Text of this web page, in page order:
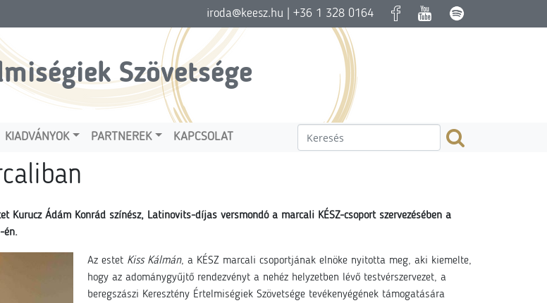
iroda@keesz.hu | +36 1 328 0164
Szövetsége
KIADVÁNYOK PARTNEREK KAPCSOLAT
Ádám Konrád színész, Latinovits-díjas versmondó a marcali KÉSZ-csoport szervezésében a
én.
Az estet Kiss Kálmán, a KÉSZ marcali csoportjának elnöke nyitotta meg, aki kiemelte,
hogy az adománygyűjtő rendezvényt a nehéz helyzetben lévő testvérszervezet, a
beregszászi Keresztény Értelmiségiek Szövetsége tevékenyégének támogatására